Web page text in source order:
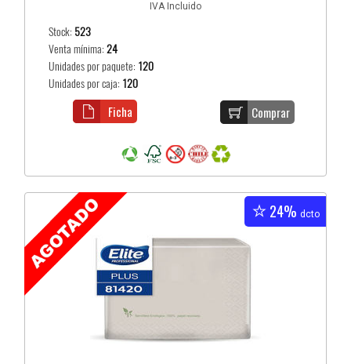
IVA Incluido
Stock: 523
Venta mínima:24
Unidades por paquete: 120
Unidades por caja: 120
Comprar
Ficha
24% dcto